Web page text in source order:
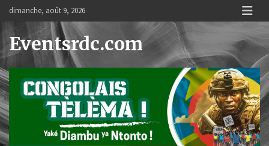
Skip
content
dimanche, août 9, 2026
Eventsrdc.com